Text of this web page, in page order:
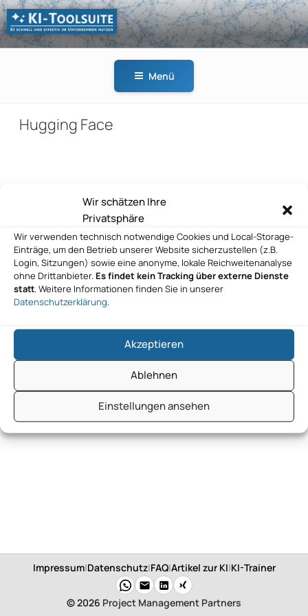
Wir schätzen Ihre
Privatsphäre
Wir verwenden technisch notwendige Cookies und Local-Storage-
Einträge, um den Betrieb unserer Website sicherzustellen (z.B.
Login, Sitzungen) sowie eine anonyme, lokale Reichweitenanalyse
ohne Drittanbieter. Es findet kein Tracking über externe Dienste
statt. Weitere Informationen finden Sie in unserer
Datenschutzerklärung.
Akzeptieren
Ablehnen
Einstellungen ansehen
Zum
Inhalt
springen
KI-
Menü
Hugging Face
Beitragsnavigation
Hugging Face
Nächster
Beitrag
WEITER
Hugging Face
Impressum|Datenschutz|FAQ|Artikel zur KI|KI-Trainer
© 2026 Project Management Partners